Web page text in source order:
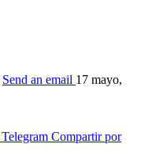
Send an email 17 mayo,
Telegram Compartir por